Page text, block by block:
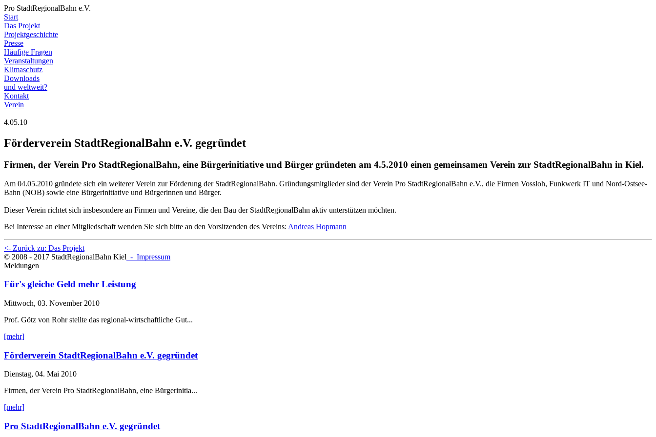
Pro StadtRegionalBahn e.V.
Start
Das Projekt
Projektgeschichte
Presse
Häufige Fragen
Veranstaltungen
Klimaschutz
Downloads
und weltweit?
Kontakt
Verein
4.05.10
Förderverein StadtRegionalBahn e.V. gegründet
Firmen, der Verein Pro StadtRegionalBahn, eine Bürgerinitiative und Bürger gründeten am 4.5.2010 einen gemeinsamen Verein zur StadtRegionalBahn in Kiel.
Am 04.05.2010 gründete sich ein weiterer Verein zur Förderung der StadtRegionalBahn. Gründungsmitglieder sind der Verein Pro StadtRegionalBahn e.V., die Firmen Vossloh, Funkwerk IT und Nord-Ostsee-
Bahn (NOB) sowie eine Bürgerinitiative und Bürgerinnen und Bürger.
Dieser Verein richtet sich insbesondere an Firmen und Vereine, die den Bau der StadtRegionalBahn aktiv unterstützen möchten.
Bei Interesse an einer Mitgliedschaft wenden Sie sich bitte an den Vorsitzenden des Vereins: Andreas Hopmann
<- Zurück zu: Das Projekt
© 2008 - 2017 StadtRegionalBahn Kiel - Impressum
Meldungen
Für's gleiche Geld mehr Leistung
Mittwoch, 03. November 2010
Prof. Götz von Rohr stellte das regional-wirtschaftliche Gut...
[mehr]
Förderverein StadtRegionalBahn e.V. gegründet
Dienstag, 04. Mai 2010
Firmen, der Verein Pro StadtRegionalBahn, eine Bürgerinitia...
[mehr]
Pro StadtRegionalBahn e.V. gegründet